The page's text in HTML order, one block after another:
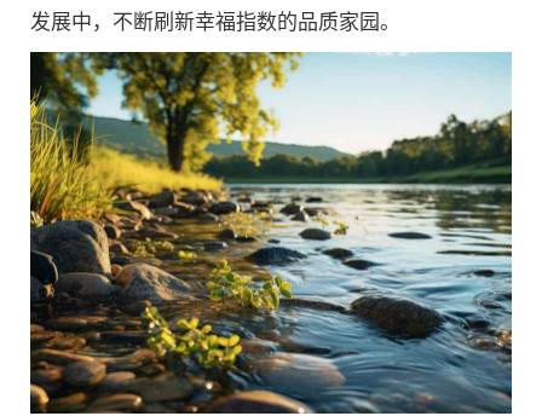
发展中，不断刷新幸福指数的品质家园。